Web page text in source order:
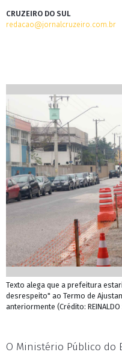
CRUZEIRO DO SUL
redacao@jornalcruzeiro.com.br
Texto alega que a prefeitura
desrespeito" ao Termo de
anteriormente (Crédito: REINALDO
O Ministério Público do